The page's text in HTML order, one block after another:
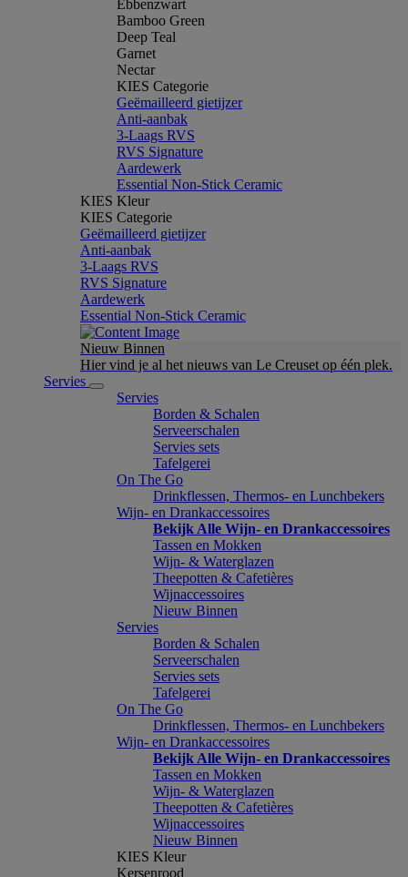
Ebbenzwart
Bamboo Green
Deep Teal
Garnet
Nectar
KIES Categorie
Geëmailleerd gietijzer
Anti-aanbak
3-Laags RVS
RVS Signature
Aardewerk
Essential Non-Stick Ceramic
KIES Kleur
KIES Categorie
Geëmailleerd gietijzer
Anti-aanbak
3-Laags RVS
RVS Signature
Aardewerk
Essential Non-Stick Ceramic
Nieuw Binnen
Hier vind je al het nieuws van Le Creuset op één plek.
Servies
Servies
Borden & Schalen
Serveerschalen
Servies sets
Tafelgerei
On The Go
Drinkflessen, Thermos- en Lunchbekers
Wijn- en Drankaccessoires
Bekijk Alle Wijn- en Drankaccessoires
Tassen en Mokken
Wijn- & Waterglazen
Theepotten & Cafetières
Wijnaccessoires
Nieuw Binnen
Servies
Borden & Schalen
Serveerschalen
Servies sets
Tafelgerei
On The Go
Drinkflessen, Thermos- en Lunchbekers
Wijn- en Drankaccessoires
Bekijk Alle Wijn- en Drankaccessoires
Tassen en Mokken
Wijn- & Waterglazen
Theepotten & Cafetières
Wijnaccessoires
Nieuw Binnen
KIES Kleur
Kersenrood